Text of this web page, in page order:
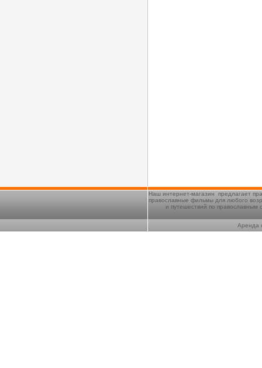
Наш интернет-магазин предлагает
православные фильмы для любого
и путешествий по
Аренда